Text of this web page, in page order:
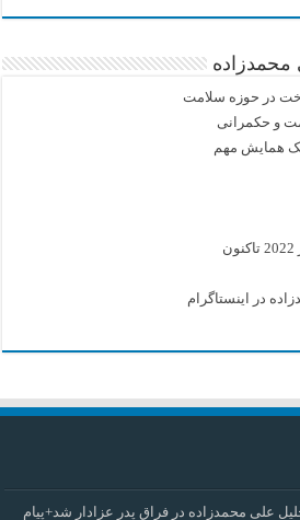
محمدزاده
در حوزه سلامت
و حکمرانی
یک همایش مهم
در اینستاگرام
علی محمدزاده در فراق پدر عزادار شد+پیام